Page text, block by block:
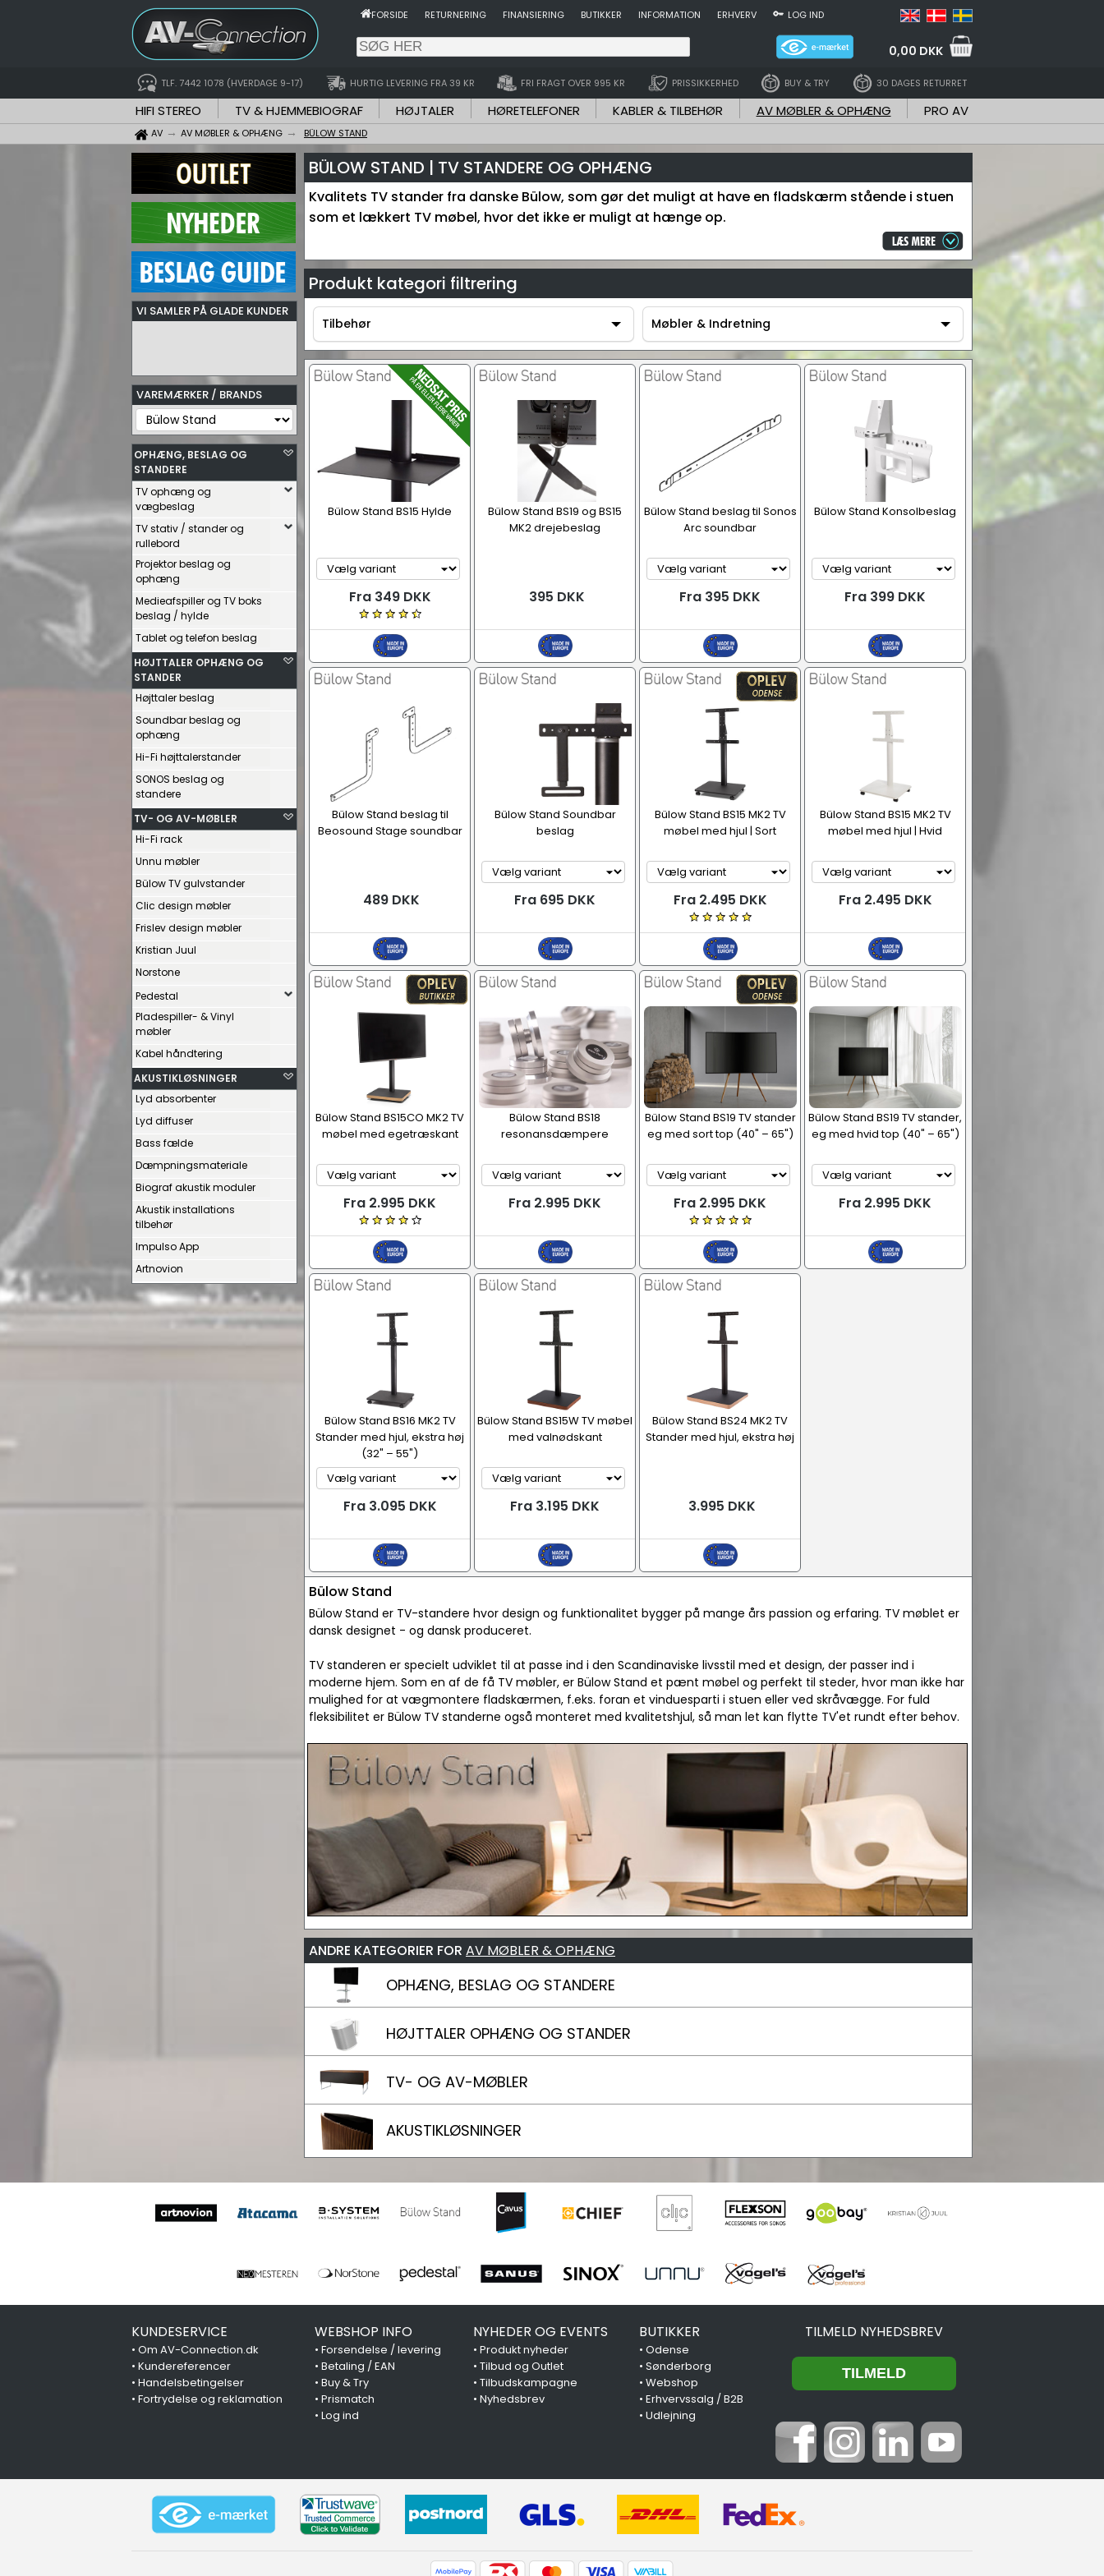
FORSIDE RETURNERING FINANSIERING BUTIKKER INFORMATION ERHVERV LOG IND
0,00 DKK
TLF. 7442 1078 (HVERDAGE 9-17) HURTIG LEVERING FRA 39 KR FRI FRAGT OVER 995 KR PRISSIKKERHED BUY & TRY 30 DAGES RETURRET
HIFI STEREO TV & HJEMMEBIOGRAF HØJTALER HØRETELEFONER KABLER & TILBEHØR AV MØBLER & OPHÆNG PRO AV
AV AV MØBLER & OPHÆNG BÜLOW STAND
VI SAMLER PÅ GLADE KUNDER
VAREMÆRKER / BRANDS
OPHÆNG, BESLAG OG
STANDERE
TV ophæng og
vægbeslag
TV stativ / stander og
rullebord
Projektor beslag og
ophæng
Medieafspiller og TV boks
beslag / hylde
Tablet og telefon beslag
HØJTTALER OPHÆNG OG
STANDER
Højttaler beslag
Soundbar beslag og
ophæng
Hi-Fi højttalerstander
SONOS beslag og
standere
TV- OG AV-MØBLER
Hi-Fi rack
Unnu møbler
Bülow TV gulvstander
Clic design møbler
Frislev design møbler
Kristian Juul
Norstone
Pedestal
Pladespiller- & Vinyl
møbler
Kabel håndtering
AKUSTIKLØSNINGER
Lyd absorbenter
Lyd diffuser
Bass fælde
Dæmpningsmateriale
Biograf akustik moduler
Akustik installations
tilbehør
Impulso App
Artnovion
BÜLOW STAND | TV STANDERE OG OPHÆNG
Kvalitets TV stander fra danske Bülow, som gør det muligt at have en fladskærm stående i stuen
som et lækkert TV møbel, hvor det ikke er muligt at hænge op.
Produkt kategori filtrering
Tilbehør
Tilbehør
Møbler & Indretning
Møbler & Indretning
Bülow Stand BS15 Hylde
Fra 349 DKK
Bülow Stand BS19 og BS15
MK2 drejebeslag
395 DKK
Bülow Stand beslag til Sonos
Arc soundbar
Fra 395 DKK
Bülow Stand Konsolbeslag
Fra 399 DKK
Bülow Stand beslag til
Beosound Stage soundbar
489 DKK
Bülow Stand Soundbar
beslag
Fra 695 DKK
Bülow Stand BS15 MK2 TV
møbel med hjul | Sort
Fra 2.495 DKK
Bülow Stand BS15 MK2 TV
møbel med hjul | Hvid
Fra 2.495 DKK
Bülow Stand BS15CO MK2 TV
møbel med egetræskant
Fra 2.995 DKK
Bülow Stand BS18
resonansdæmpere
Fra 2.995 DKK
Bülow Stand BS19 TV stander
eg med sort top (40" – 65")
Fra 2.995 DKK
Bülow Stand BS19 TV stander,
eg med hvid top (40" – 65")
Fra 2.995 DKK
Bülow Stand BS16 MK2 TV
Stander med hjul, ekstra høj
(32" – 55")
Fra 3.095 DKK
Bülow Stand BS15W TV møbel
med valnødskant
Fra 3.195 DKK
Bülow Stand BS24 MK2 TV
Stander med hjul, ekstra høj
3.995 DKK
Bülow Stand
Bülow Stand er TV-standere hvor design og funktionalitet bygger på mange års passion og erfaring. TV møblet er
dansk designet - og dansk produceret.
TV standeren er specielt udviklet til at passe ind i den Scandinaviske livsstil med et design, der passer ind i
moderne hjem. Som en af de få TV møbler, er Bülow Stand et pænt møbel og perfekt til steder, hvor man ikke har
mulighed for at vægmontere fladskærmen, f.eks. foran et vinduesparti i stuen eller ved skråvægge. For fuld
fleksibilitet er Bülow TV standerne også monteret med kvalitetshjul, så man let kan flytte TV'et rundt efter behov.
ANDRE KATEGORIER FOR AV MØBLER & OPHÆNG
OPHÆNG, BESLAG OG STANDERE
HØJTTALER OPHÆNG OG STANDER
TV- OG AV-MØBLER
AKUSTIKLØSNINGER
KUNDESERVICE
• Om AV-Connection.dk
• Kundereferencer
• Handelsbetingelser
• Fortrydelse og reklamation
WEBSHOP INFO
• Forsendelse / levering
• Betaling / EAN
• Buy & Try
• Prismatch
• Log ind
NYHEDER OG EVENTS
• Produkt nyheder
• Tilbud og Outlet
• Tilbudskampagne
• Nyhedsbrev
BUTIKKER
•Odense
•Sønderborg
•Webshop
•Erhvervssalg / B2B
•Udlejning
TILMELD NYHEDSBREV